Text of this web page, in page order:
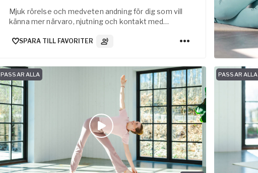
Mjuk rörelse och medveten andning för dig som vill
känna mer närvaro, njutning och kontakt med
SPARA TILL FAVORITER 3 Ljudspår
PASSAR ALLA PASSAR ALLA